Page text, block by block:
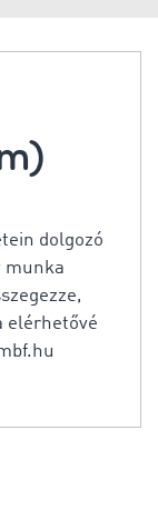
dolgozó
munka
elérhetővé